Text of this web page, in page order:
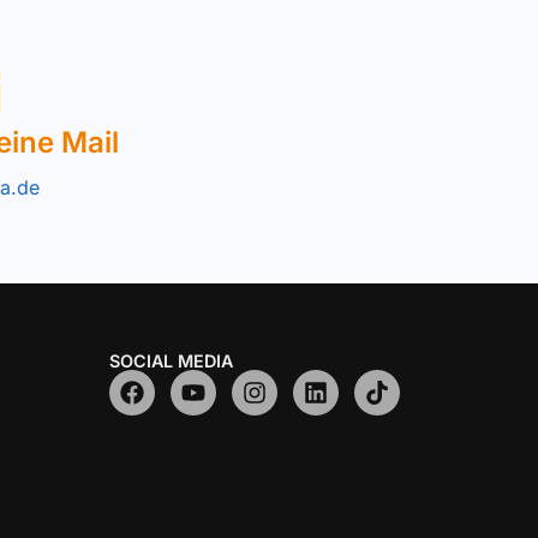
Mail
SOCIAL MEDIA